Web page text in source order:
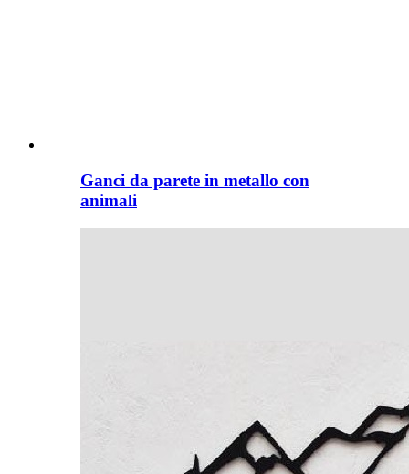
Ganci da parete in metallo con
animali